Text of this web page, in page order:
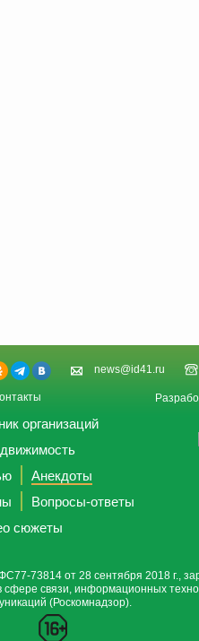
news@id41.ru
организаций
Анекдоты
Вопросы-ответы
сюжеты
73814 от 28 сентября 2018 г.,
связи, информационных
(Роскомнадзор).